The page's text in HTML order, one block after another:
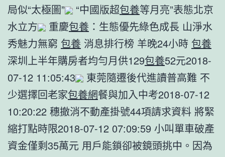
局似“太極圖”
“中國版超包養等月亮”表態北京
水立方
重慶包養 ：生態優先綠色成長 山淨水
秀魅力無窮 包養 消息排行榜 羊晚24小時 包養
深圳上半年購房者均勻月供129包養52元2018-
07-12 11:05:43
東莞隨遷後代進讀普高難 不
少選擇回老家包養網餐與加入中考2018-07-12
10:20:22 穗撤消不動產掛號44項請求資料 將緊
縮打點時限2018-07-12 07:09:59 小叫單車破產
資金僅剩35萬元 用戶能鎖卻被鏡頭挑中。因為